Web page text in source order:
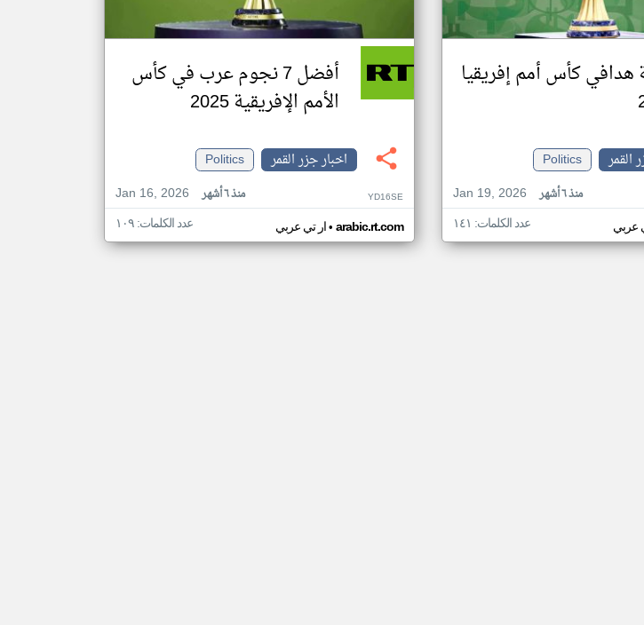
هدافي كأس أمم إفريقيا
القمر
Politics
Jan 19, 2026
منذ ٦ أشهر
عربي عدد الكلمات: ١٤١
أفضل 7 نجوم عرب في كأس
الأمم الإفريقية 2025
اخبار جزر القمر
Politics
Jan 16, 2026
منذ ٦ أشهر YD16SE
ار تي عربي• arabic.rt.com عدد الكلمات: ١٠٩